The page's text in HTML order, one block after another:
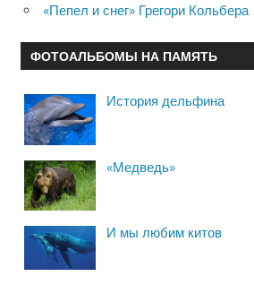
«Пепел и снег» Грегори Кольбера
ФОТОАЛЬБОМЫ НА ПАМЯТЬ
История дельфина
«Медведь»
И мы любим китов